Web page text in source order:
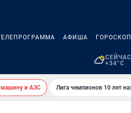
АФИША ГОРОСКОП
СЕЙЧАС
+34°C
и АЗС Лига чемпионов 10 лет